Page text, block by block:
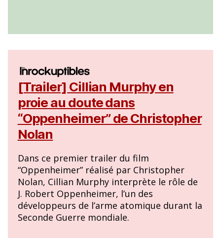
[Trailer] Cillian Murphy en
proie au doute dans
“Oppenheimer” de Christopher
Nolan
Dans ce premier trailer du film
“Oppenheimer” réalisé par Christopher
Nolan, Cillian Murphy interprète le rôle de
J. Robert Oppenheimer, l’un des
développeurs de l’arme atomique durant la
Seconde Guerre mondiale.